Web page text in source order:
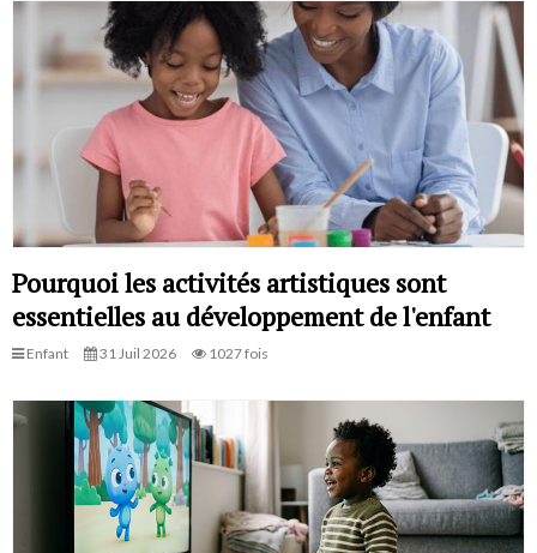
Pourquoi les activités artistiques sont
essentielles au développement de l'enfant
Enfant 31 Juil 2026 1027 fois